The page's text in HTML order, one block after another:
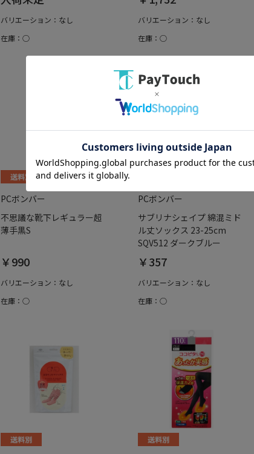
バリエーション：なし
在庫：○
バリエーション：なし
在庫：○
PCボンバー
不思議な靴下レギュラー超
薄手黒S
￥990
バリエーション：なし
在庫：○
PCボンバー
サブリナシェイプ 綿混ミド
ル丈ソックス 23-25cm
SQV512 ダークブルー
￥357
バリエーション：なし
在庫：○